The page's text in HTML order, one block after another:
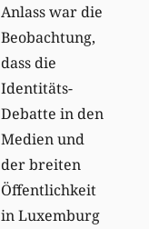
Anlass war die
Beobachtung,
dass die
Identitäts-
Debatte in den
Medien und
der breiten
Öffentlichkeit
in Luxemburg